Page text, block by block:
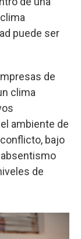
puede ser
de
clima
ambiente de
bajo
de